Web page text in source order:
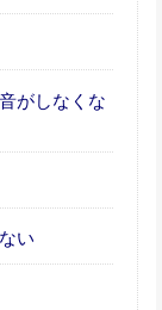
がしなくな
い